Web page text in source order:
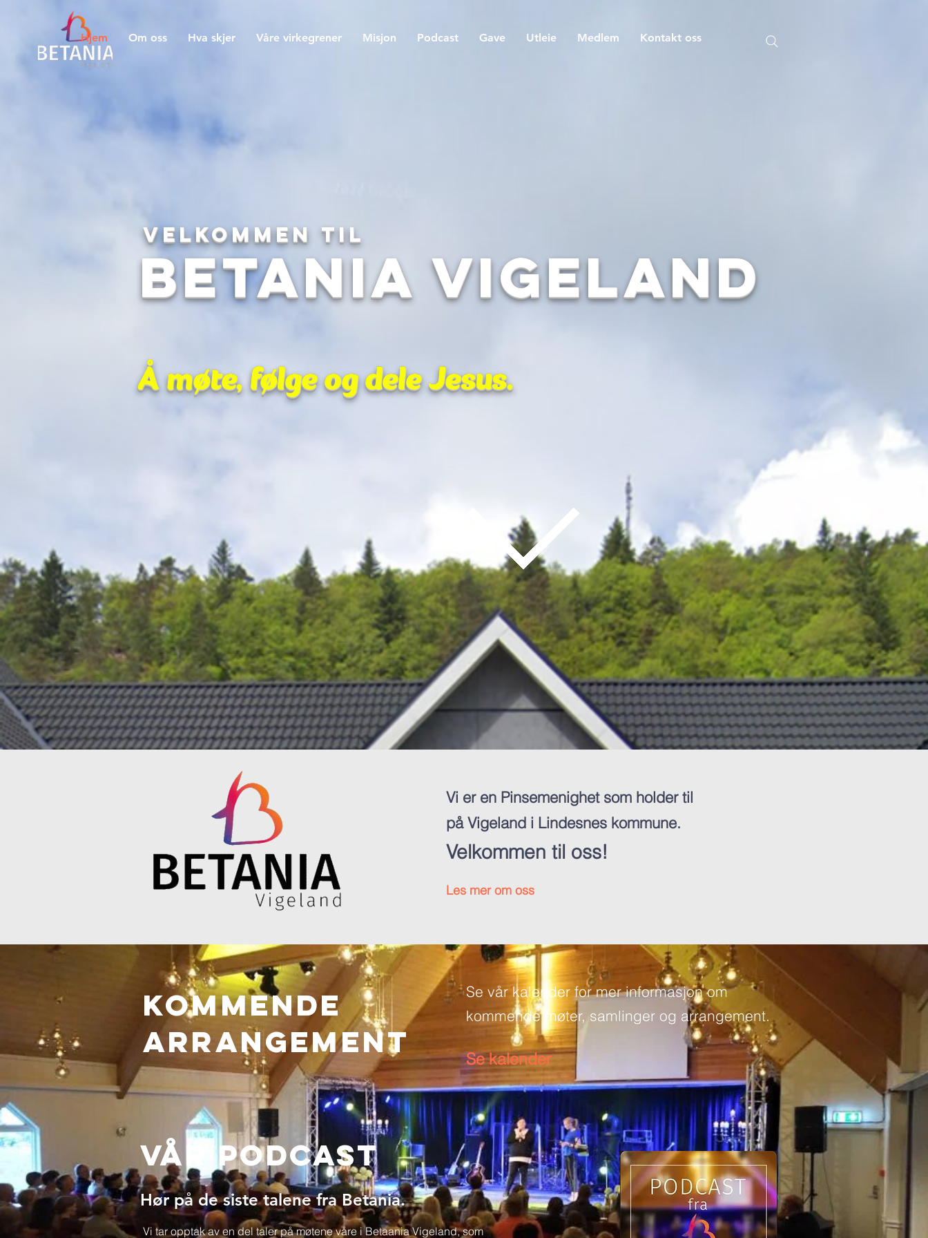
Hjem Om oss Hva skjer Våre virkegrener Misjon Podcast Gave Utleie Medlem Kontakt oss
Velkommen til
Betania Vigeland
Å møte, følge og dele Jesus.
Vi er en Pinsemenighet som holder til
på Vigeland i Lindesnes kommune.
Velkommen til oss!
Les mer om oss
Kommende
ARRANGEMENT
Se vår kalender for mer informasjon om
kommende møter, samlinger og arrangement.
Se kalender
Vår Podcast
Hør på de siste talene fra Betania.
Vi tar opptak av en del taler på møtene våre i Betaania Vigeland, som